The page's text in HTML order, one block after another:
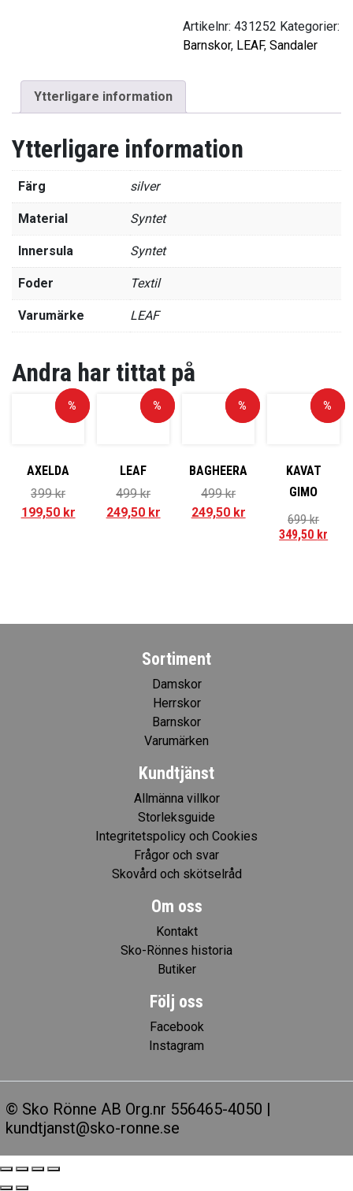
Artikelnr:431252 Kategorier:
Barnskor, LEAF,Sandaler
Ytterligare information
Ytterligare information
Färg silver
Material Syntet
Innersula Syntet
Foder Textil
Varumärke LEAF
Andra har tittat på
Rea!
%
AXELDA
399kr
199,50 kr
Rea!
%
LEAF
499kr
249,50 kr
Rea!
%
BAGHEERA
499kr
249,50 kr
Rea!
%
KAVAT
GIMO
699kr
349,50 kr
Sortiment
Damskor
Herrskor
Barnskor
Varumärken
Kundtjänst
Allmänna villkor
Storleksguide
Integritetspolicy och Cookies
Frågor och svar
Skovård och skötselråd
Om oss
Kontakt
Sko-Rönnes historia
Butiker
Följ oss
Facebook
Instagram
© Sko Rönne AB Org.nr 556465-4050 |
kundtjanst@sko-ronne.se